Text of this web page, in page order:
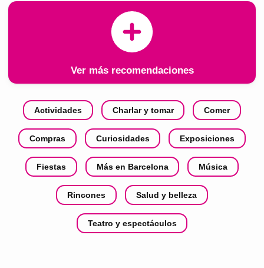
Ver más recomendaciones
Actividades Charlar y tomar Comer
Compras Curiosidades Exposiciones
Fiestas Más en Barcelona Música
Rincones Salud y belleza
Teatro y espectáculos